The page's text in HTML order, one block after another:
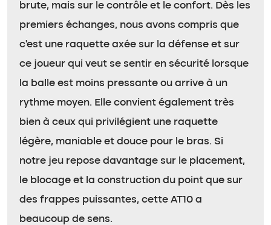
brute, mais sur le contrôle et le confort. Dès les
premiers échanges, nous avons compris que
c’est une raquette axée sur la défense et sur
ce joueur qui veut se sentir en sécurité lorsque
la balle est moins pressante ou arrive à un
rythme moyen. Elle convient également très
bien à ceux qui privilégient une raquette
légère, maniable et douce pour le bras. Si
notre jeu repose davantage sur le placement,
le blocage et la construction du point que sur
des frappes puissantes, cette AT10 a
beaucoup de sens.